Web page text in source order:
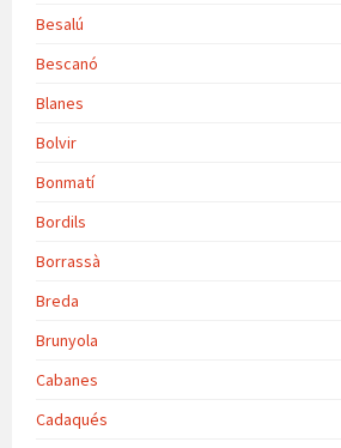
Besalú
Bescanó
Blanes
Bolvir
Bonmatí
Bordils
Borrassà
Breda
Brunyola
Cabanes
Cadaqués